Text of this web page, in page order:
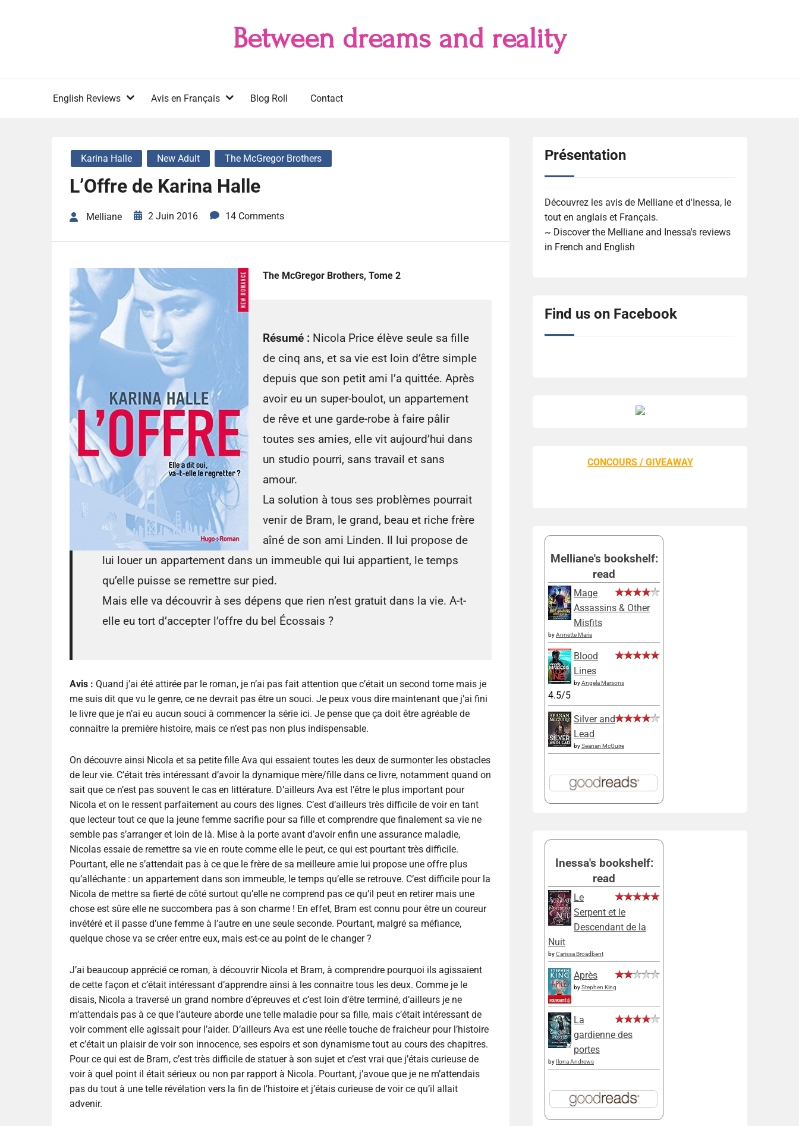
Between dreams and reality
English Reviews Avis en Français Blog Roll Contact
Karina Halle New Adult The McGregor Brothers
L’Offre de Karina Halle
Melliane 2 Juin 2016 14 Comments
The McGregor Brothers, Tome 2
Résumé : Nicola Price élève seule sa fille
de cinq ans, et sa vie est loin d’être simple
depuis que son petit ami l’a quittée. Après
avoir eu un super-boulot, un appartement
de rêve et une garde-robe à faire pâlir
toutes ses amies, elle vit aujourd’hui dans
un studio pourri, sans travail et sans
amour.
La solution à tous ses problèmes pourrait
venir de Bram, le grand, beau et riche frère
aîné de son ami Linden. Il lui propose de
lui louer un appartement dans un immeuble qui lui appartient, le temps
qu’elle puisse se remettre sur pied.
Mais elle va découvrir à ses dépens que rien n’est gratuit dans la vie. A-t-
elle eu tort d’accepter l’offre du bel Écossais ?
Avis : Quand j’ai été attirée par le roman, je n’ai pas fait attention que c’était un second tome mais je
me suis dit que vu le genre, ce ne devrait pas être un souci. Je peux vous dire maintenant que j’ai fini
le livre que je n’ai eu aucun souci à commencer la série ici. Je pense que ça doit être agréable de
connaitre la première histoire, mais ce n’est pas non plus indispensable.
On découvre ainsi Nicola et sa petite fille Ava qui essaient toutes les deux de surmonter les obstacles
de leur vie. C’était très intéressant d’avoir la dynamique mère/fille dans ce livre, notamment quand on
sait que ce n’est pas souvent le cas en littérature. D’ailleurs Ava est l’être le plus important pour
Nicola et on le ressent parfaitement au cours des lignes. C’est d’ailleurs très difficile de voir en tant
que lecteur tout ce que la jeune femme sacrifie pour sa fille et comprendre que finalement sa vie ne
semble pas s’arranger et loin de là. Mise à la porte avant d’avoir enfin une assurance maladie,
Nicolas essaie de remettre sa vie en route comme elle le peut, ce qui est pourtant très difficile.
Pourtant, elle ne s’attendait pas à ce que le frère de sa meilleure amie lui propose une offre plus
qu’alléchante : un appartement dans son immeuble, le temps qu’elle se retrouve. C’est difficile pour la
Nicola de mettre sa fierté de côté surtout qu’elle ne comprend pas ce qu’il peut en retirer mais une
chose est sûre elle ne succombera pas à son charme ! En effet, Bram est connu pour être un coureur
invétéré et il passe d’une femme à l’autre en une seule seconde. Pourtant, malgré sa méfiance,
quelque chose va se créer entre eux, mais est-ce au point de le changer ?
J’ai beaucoup apprécié ce roman, à découvrir Nicola et Bram, à comprendre pourquoi ils agissaient
de cette façon et c’était intéressant d’apprendre ainsi à les connaitre tous les deux. Comme je le
disais, Nicola a traversé un grand nombre d’épreuves et c’est loin d’être terminé, d’ailleurs je ne
m’attendais pas à ce que l’auteure aborde une telle maladie pour sa fille, mais c’était intéressant de
voir comment elle agissait pour l’aider. D’ailleurs Ava est une réelle touche de fraicheur pour l’histoire
et c’était un plaisir de voir son innocence, ses espoirs et son dynamisme tout au cours des chapitres.
Pour ce qui est de Bram, c’est très difficile de statuer à son sujet et c’est vrai que j’étais curieuse de
voir à quel point il était sérieux ou non par rapport à Nicola. Pourtant, j’avoue que je ne m’attendais
pas du tout à une telle révélation vers la fin de l’histoire et j’étais curieuse de voir ce qu’il allait
advenir.
Présentation
Découvrez les avis de Melliane et d'Inessa, le
tout en anglais et Français.
~ Discover the Melliane and Inessa's reviews
in French and English
Find us on Facebook
CONCOURS / GIVEAWAY
Melliane's bookshelf:
read
Mage
Assassins & Other
Misfits
byAnnette Marie
Blood
Lines
byAngela Marsons
4.5/5
Silver and
Lead
bySeanan McGuire
Inessa's bookshelf:
read
Le
Serpent et le
Descendant de la
Nuit
byCarissa Broadbent
Après
byStephen King
La
gardienne des
portes
by Ilona Andrews